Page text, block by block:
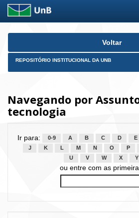
Skip
Voltar
REPOSITÓRIO INSTITUCIONAL DA UNB
Navegando por
tecnologia
Ir para: 0-9 A B C D E
J
K L M N O P
U
V W X Y
ou entre com as